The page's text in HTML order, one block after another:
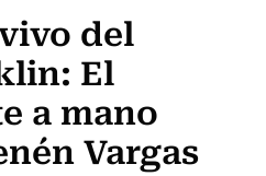
del
El
a mano
Vargas